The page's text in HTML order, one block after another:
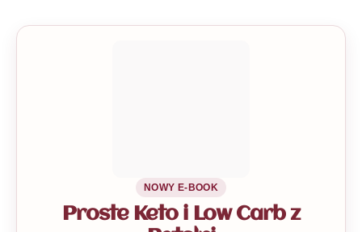
NOWY E-BOOK
Proste Keto i Low Carb z